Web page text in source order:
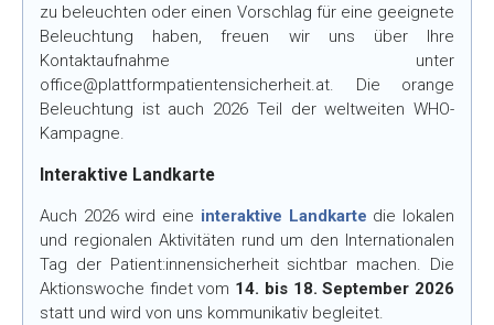
zu beleuchten oder einen Vorschlag für eine geeignete
Beleuchtung haben, freuen wir uns über Ihre
Kontaktaufnahme unter
office@plattformpatientensicherheit.at. Die orange
Beleuchtung ist auch 2026 Teil der weltweiten WHO-
Kampagne.
Interaktive Landkarte
Auch 2026 wird eine interaktive Landkarte die lokalen
und regionalen Aktivitäten rund um den Internationalen
Tag der Patient:innensicherheit sichtbar machen. Die
Aktionswoche findet vom 14. bis 18. September 2026
statt und wird von uns kommunikativ begleitet.